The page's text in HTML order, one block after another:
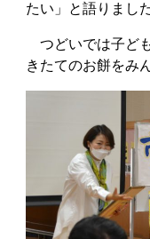
たい」と語りました
つどいでは子ど
きたてのお餅をみ